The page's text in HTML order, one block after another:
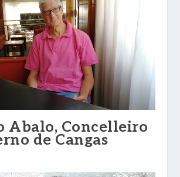
Abalo, Concelleiro
de Cangas